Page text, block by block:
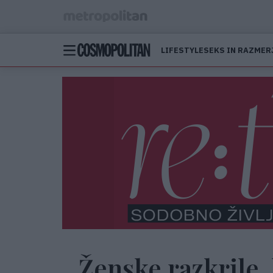
LIFESTYLESEKS IN